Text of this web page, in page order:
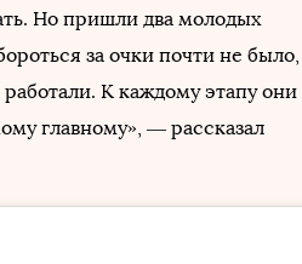
Но пришли два молодых
за очки почти не было,
К каждому этапу они
главному», — рассказал